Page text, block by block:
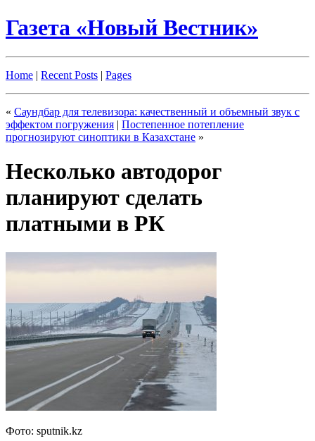
Газета «Новый Вестник»
Home | Recent Posts | Pages
« Саундбар для телевизора: качественный и объемный звук с
эффектом погружения | Постепенное потепление
прогнозируют синоптики в Казахстане »
Несколько автодорог
планируют сделать
платными в РК
Фото: sputnik.kz